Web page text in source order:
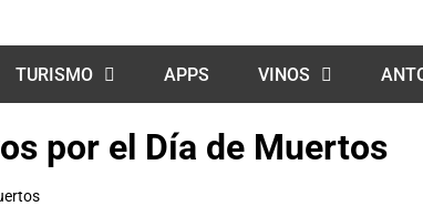
TURISMO APPS VINOS
por el Día de Muertos